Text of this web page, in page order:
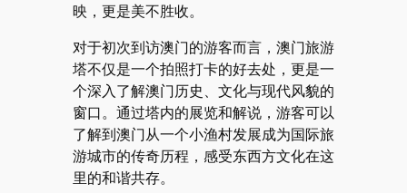
映，更是美不胜收。
对于初次到访澳门的游客而言，澳门旅游
塔不仅是一个拍照打卡的好去处，更是一
个深入了解澳门历史、文化与现代风貌的
窗口。通过塔内的展览和解说，游客可以
了解到澳门从一个小渔村发展成为国际旅
游城市的传奇历程，感受东西方文化在这
里的和谐共存。